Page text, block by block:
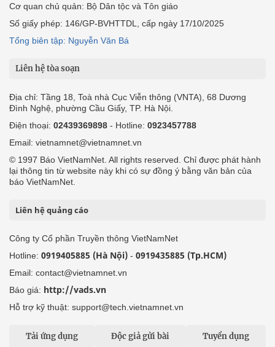
Cơ quan chủ quản: Bộ Dân tộc và Tôn giáo
Số giấy phép: 146/GP-BVHTTDL, cấp ngày 17/10/2025
Tổng biên tập: Nguyễn Văn Bá
Liên hệ tòa soạn
Địa chỉ: Tầng 18, Toà nhà Cục Viễn thông (VNTA), 68 Dương
Đình Nghệ, phường Cầu Giấy, TP. Hà Nội.
Điện thoại: 02439369898 - Hotline: 0923457788
Email: vietnamnet@vietnamnet.vn
© 1997 Báo VietNamNet. All rights reserved. Chỉ được phát hành
lại thông tin từ website này khi có sự đồng ý bằng văn bản của
báo VietNamNet.
Liên hệ quảng cáo
Công ty Cổ phần Truyền thông VietNamNet
Hotline: 0919405885 (Hà Nội) - 0919435885 (Tp.HCM)
Email: contact@vietnamnet.vn
Báo giá: http://vads.vn
Hỗ trợ kỹ thuật: support@tech.vietnamnet.vn
Tải ứng dụng Độc giả gửi bài Tuyển dụng